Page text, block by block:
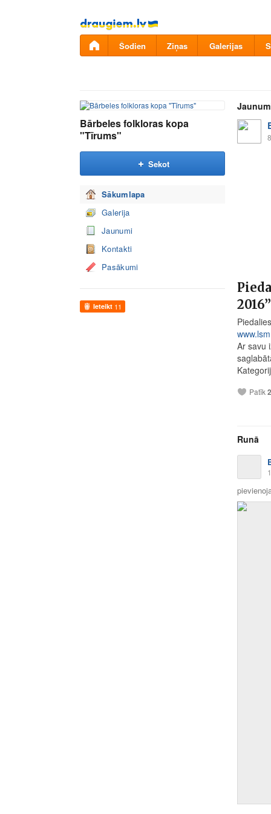
Pāriet
uz
saturu
Šodien Ziņas Galerijas
Bārbeles folkloras kopa
"Tīrums"
Sekot
Sākumlapa
Galerija
Jaunumi
Kontakti
Pasākumi
Ieteikt 11
Ar savu
Patīk
Runā